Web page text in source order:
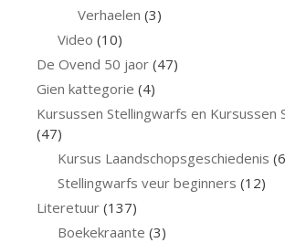
Verhaelen (3)
Video (10)
De Ovend 50 jaor (47)
Gien kattegorie (4)
Kursussen Stellingwarfs en Kursussen
(47)
Kursus Laandschopsgeschiedenis
Stellingwarfs veur beginners (12)
Literetuur (137)
Boekekraante (3)